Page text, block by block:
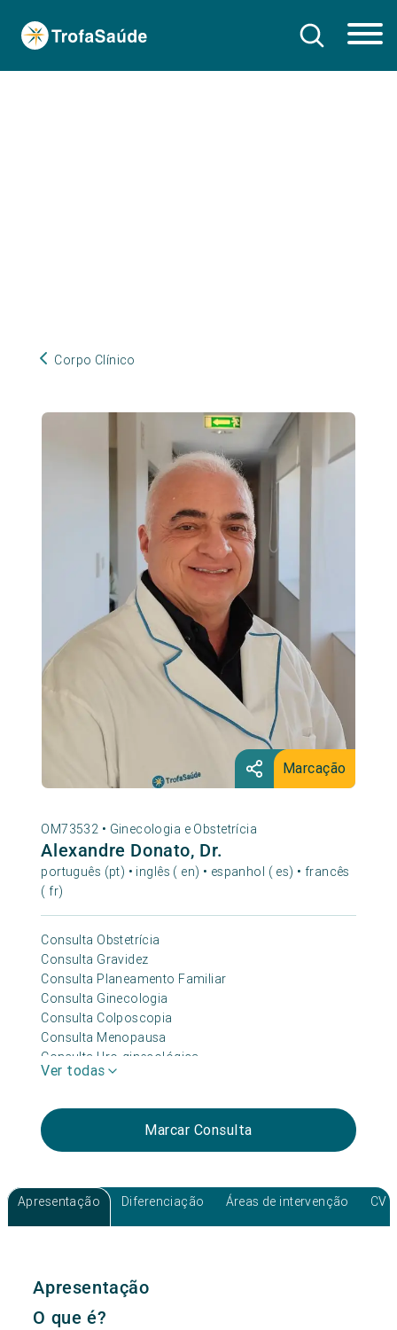
Corpo Clínico
Marcação
OM73532 • Ginecologia e Obstetrícia
Alexandre Donato, Dr.
português (pt) • inglês ( en) • espanhol ( es) • francês
( fr)
Consulta Obstetrícia
Consulta Gravidez
Consulta Planeamento Familiar
Consulta Ginecologia
Consulta Colposcopia
Consulta Menopausa
Consulta Uro-ginecológica
Consulta Mama/senologia
Consulta Medicina Integrativa
Consulta Endometriose
Consulta Adolescente
Consulta Patologia Do Colo Do Útero
Ver todas
Marcar Consulta
Apresentação Diferenciação Áreas de intervenção CV
Apresentação
O que é?